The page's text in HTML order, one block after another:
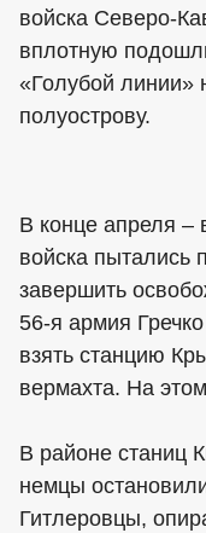
войска Северо-
вплотную
«Голубой линии»
полуострову.
В конце апреля –
войска пытались
завершить
56-я армия
взять станцию
вермахта. На
В районе станиц
немцы
Гитлеровцы,